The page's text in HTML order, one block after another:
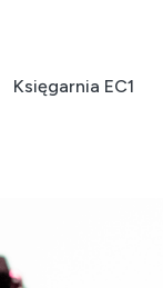
Księgarnia EC1